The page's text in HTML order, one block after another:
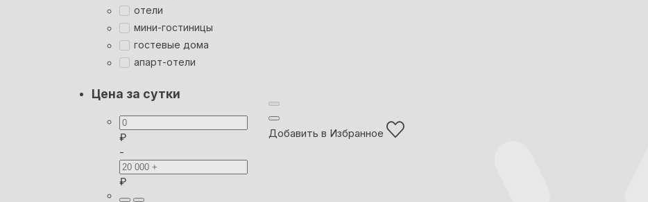
отели
мини-гостиницы
гостевые дома
апарт-отели
Цена за сутки
₽
-
₽
Добавить в Избранное